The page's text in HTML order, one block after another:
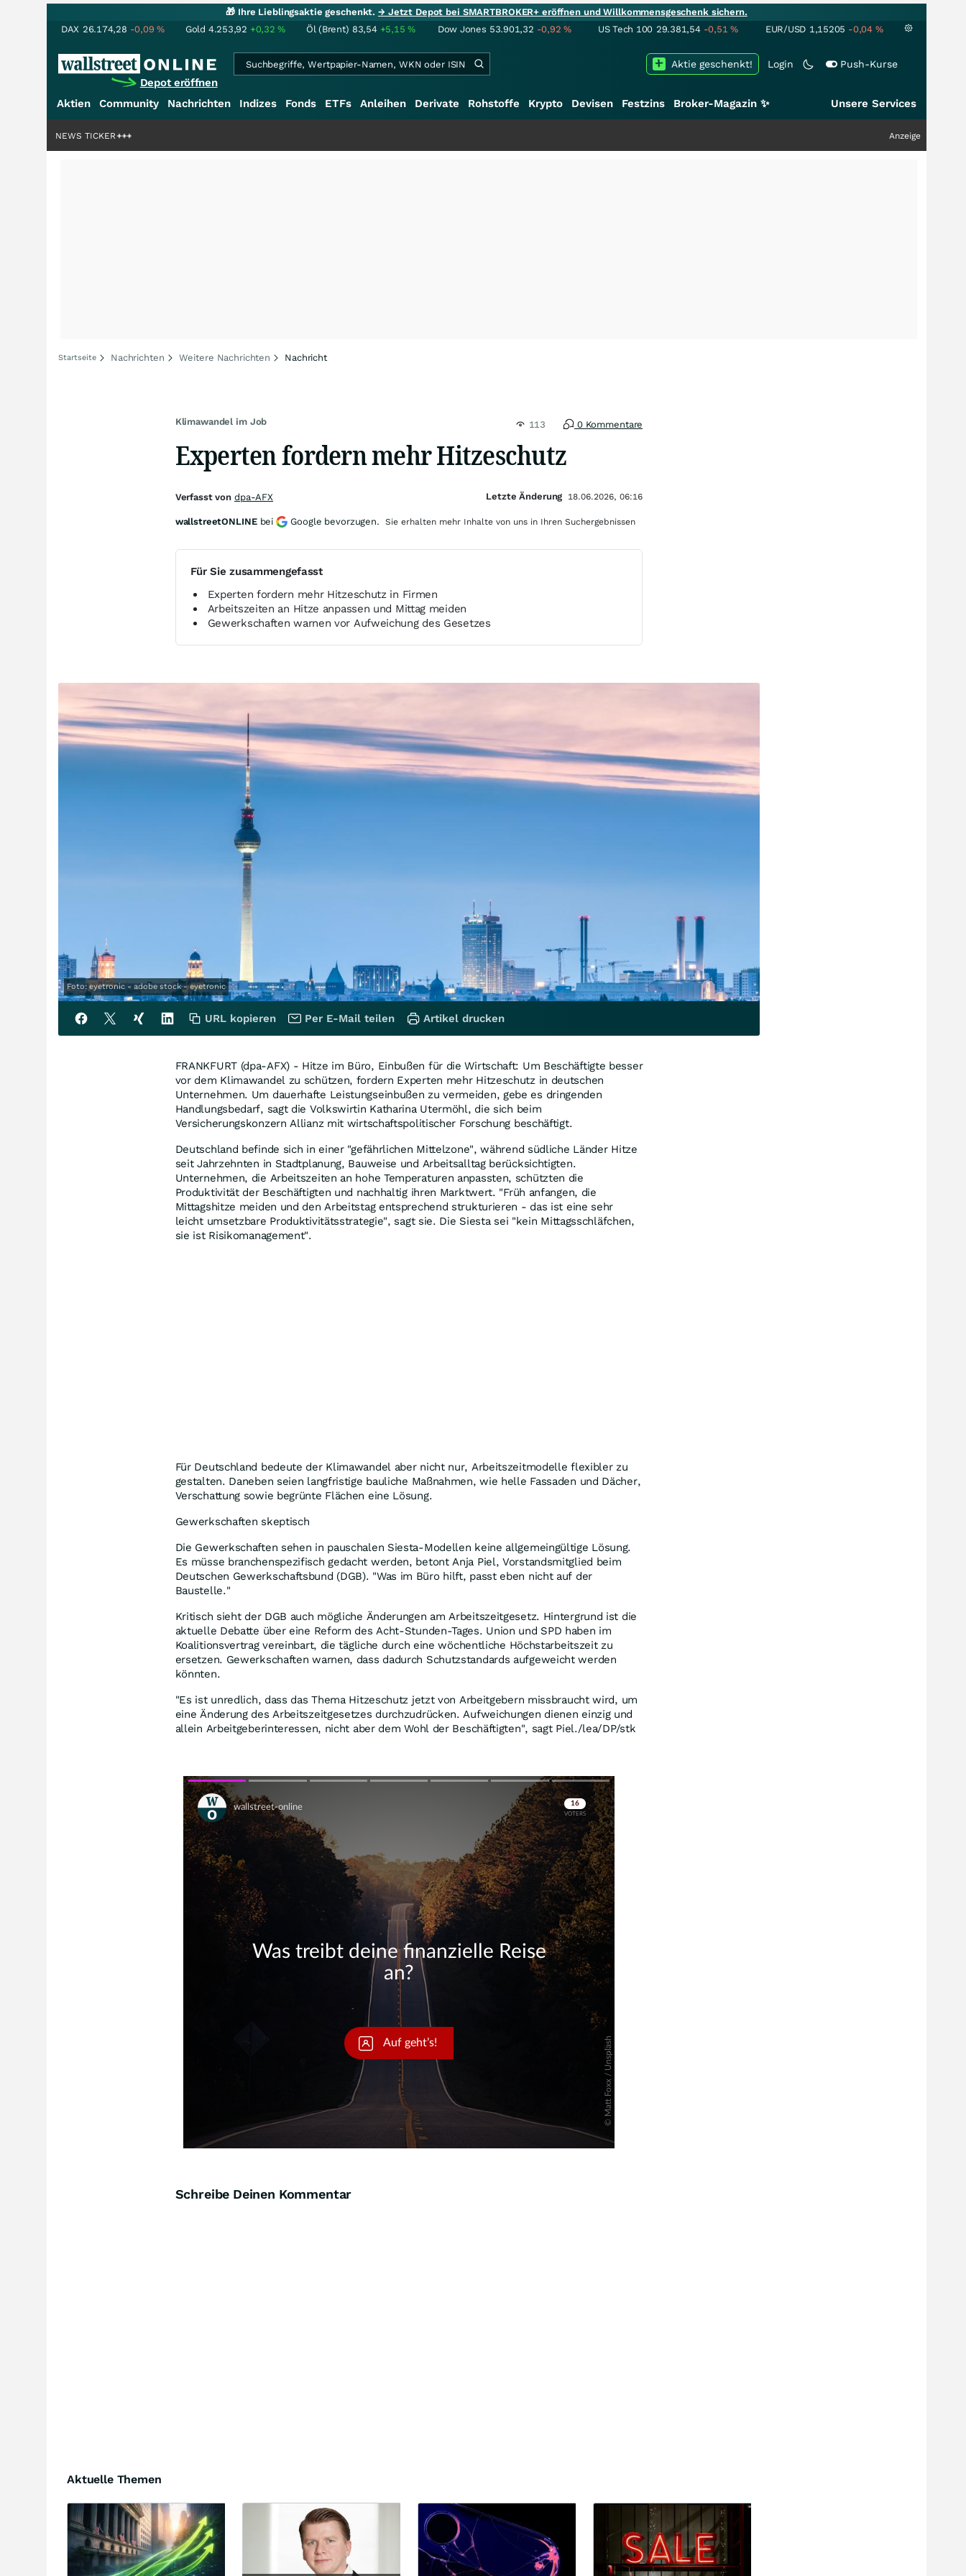
🎁 Ihre Lieblingsaktie geschenkt.→ Jetzt Depot bei SMARTBROKER+ eröffnen und Willkommensgeschenk sichern.
DAX 26.174,28 -0,09% Gold 4.253,92 +0,32% Öl (Brent) 83,54 +5,15% Dow Jones 53.901,32 -0,92% US Tech 100 29.381,54 -0,51% EUR/USD 1,15205 -0,04 %
Depot eröffnen
Login Push-Kurse
Aktie geschenkt!
Aktien Community Nachrichten Indizes Fonds ETFs Anleihen Derivate Rohstoffe Krypto Devisen Festzins Broker-Magazin ✨ Unsere Services
+++ Anzeige
NEWS TICKER
Startseite Nachrichten Weitere Nachrichten Nachricht
Klimawandel im Job 113 0 Kommentare
Experten fordern mehr Hitzeschutz
Für Sie zusammengefasst
Experten fordern mehr Hitzeschutz in Firmen
Arbeitszeiten an Hitze anpassen und Mittag meiden
Gewerkschaften warnen vor Aufweichung des Gesetzes
Foto: eyetronic - adobe stock - eyetronic
FRANKFURT (dpa-AFX) - Hitze im Büro, Einbußen für die Wirtschaft: Um Beschäftigte besser
vor dem Klimawandel zu schützen, fordern Experten mehr Hitzeschutz in deutschen
Unternehmen. Um dauerhafte Leistungseinbußen zu vermeiden, gebe es dringenden
Handlungsbedarf, sagt die Volkswirtin Katharina Utermöhl, die sich beim
Versicherungskonzern Allianz mit wirtschaftspolitischer Forschung beschäftigt.
Deutschland befinde sich in einer "gefährlichen Mittelzone", während südliche Länder Hitze
seit Jahrzehnten in Stadtplanung, Bauweise und Arbeitsalltag berücksichtigten.
Unternehmen, die Arbeitszeiten an hohe Temperaturen anpassten, schützten die
Produktivität der Beschäftigten und nachhaltig ihren Marktwert. "Früh anfangen, die
Mittagshitze meiden und den Arbeitstag entsprechend strukturieren - das ist eine sehr
leicht umsetzbare Produktivitätsstrategie", sagt sie. Die Siesta sei "kein Mittagsschläfchen,
sie ist Risikomanagement".
Für Deutschland bedeute der Klimawandel aber nicht nur, Arbeitszeitmodelle flexibler zu
gestalten. Daneben seien langfristige bauliche Maßnahmen, wie helle Fassaden und Dächer,
Verschattung sowie begrünte Flächen eine Lösung.
Gewerkschaften skeptisch
Die Gewerkschaften sehen in pauschalen Siesta-Modellen keine allgemeingültige Lösung.
Es müsse branchenspezifisch gedacht werden, betont Anja Piel, Vorstandsmitglied beim
Deutschen Gewerkschaftsbund (DGB). "Was im Büro hilft, passt eben nicht auf der
Baustelle."
Kritisch sieht der DGB auch mögliche Änderungen am Arbeitszeitgesetz. Hintergrund ist die
aktuelle Debatte über eine Reform des Acht-Stunden-Tages. Union und SPD haben im
Koalitionsvertrag vereinbart, die tägliche durch eine wöchentliche Höchstarbeitszeit zu
ersetzen. Gewerkschaften warnen, dass dadurch Schutzstandards aufgeweicht werden
könnten.
"Es ist unredlich, dass das Thema Hitzeschutz jetzt von Arbeitgebern missbraucht wird, um
eine Änderung des Arbeitszeitgesetzes durchzudrücken. Aufweichungen dienen einzig und
allein Arbeitgeberinteressen, nicht aber dem Wohl der Beschäftigten", sagt Piel./lea/DP/stk
Skip
Skip
Schreibe Deinen Kommentar
Aktuelle Themen
Verfasst von dpa-AFX Letzte Änderung 18.06.2026, 06:16
wallstreetONLINE bei Google bevorzugen. Sie erhalten mehr Inhalte von uns in Ihren Suchergebnissen
URL kopieren Per E-Mail teilen Artikel drucken